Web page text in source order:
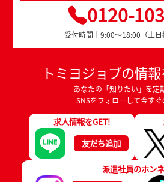
0120-
受付時間｜9:00～18:00（土日
トミヨジョブの情報
あなたの「知りたい」を定
SNSをフォローして今すぐ
求人情報をGET!
友だち追加
派遣社員のホン